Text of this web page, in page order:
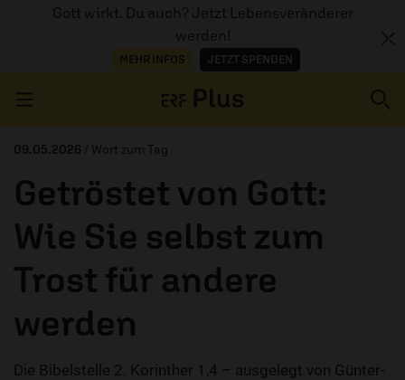
Gott wirkt. Du auch? Jetzt Lebensveränderer
werden!
MEHR INFOS JETZT SPENDEN
AUDIOTHEK
PROGRAMM
MITMACHEN
PODCASTS
09.05.2026 / Wort zum Tag
Getröstet von Gott:
Wie Sie selbst zum
Trost für andere
werden
Die Bibelstelle 2. Korinther 1,4 – ausgelegt von Günter-